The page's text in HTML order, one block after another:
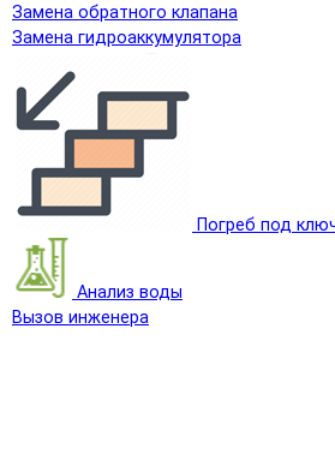
Замена обратного клапана
Замена гидроаккумулятора
Погреб под
Анализ воды
Вызов инженера